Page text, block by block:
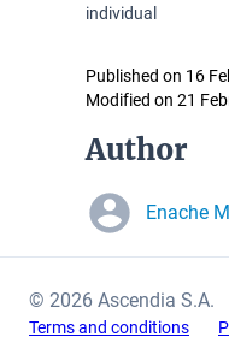
individual
Published on 16
Modified on 21
Author
Enache
© 2026 Ascendia S.A.
Terms and conditions